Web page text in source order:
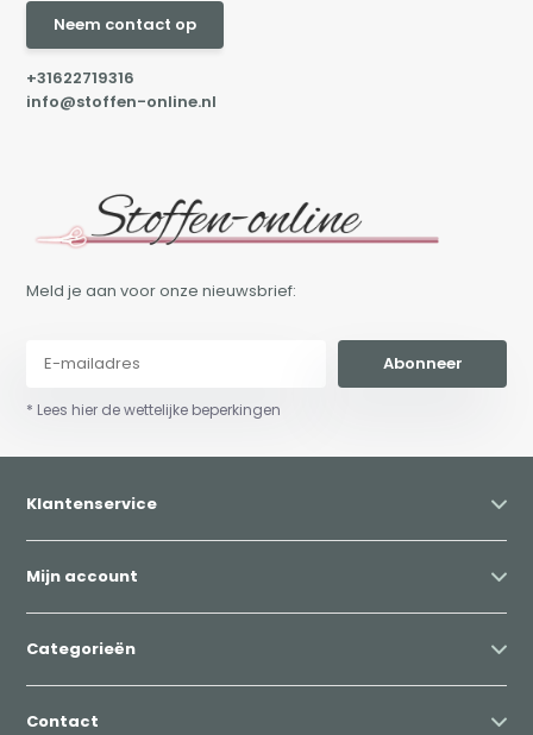
Neem contact op
+31622719316
info@stoffen-online.nl
Meld je aan voor onze nieuwsbrief:
Abonneer
* Lees hier de wettelijke beperkingen
Klantenservice
Mijn account
Categorieën
Contact